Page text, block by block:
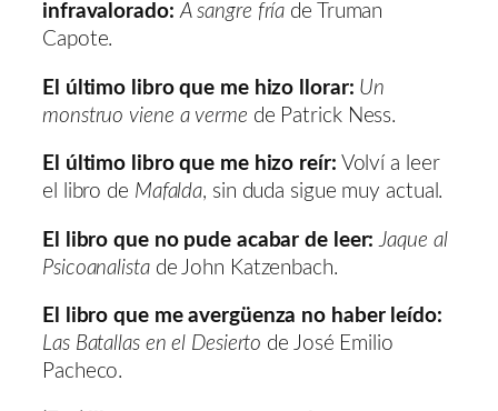
infravalorado: A sangre fría de Truman
Capote.
El último libro que me hizo llorar: Un
monstruo viene a verme de Patrick Ness.
El último libro que me hizo reír: Volví a leer
el libro de Mafalda, sin duda sigue muy actual.
El libro que no pude acabar de leer: Jaque al
Psicoanalista de John Katzenbach.
El libro que me avergüenza no haber leído:
Las Batallas en el Desierto de José Emilio
Pacheco.